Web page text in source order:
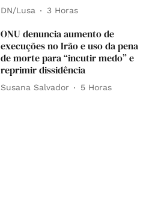
DN/Lusa 3 Horas
ONU denuncia aumento de
execuções no Irão e uso da pena
de morte para “incutir medo” e
reprimir dissidência
Susana Salvador 5 Horas